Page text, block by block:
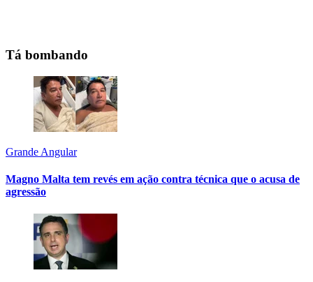
Tá bombando
Grande Angular
Magno Malta tem revés em ação contra técnica que o acusa de
agressão